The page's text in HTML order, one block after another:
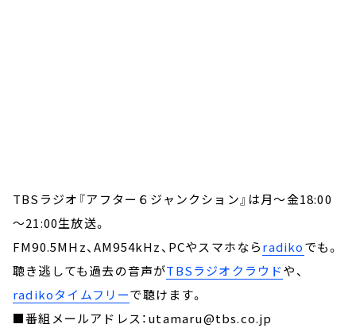
TBSラジオ『アフター６ジャンクション』は月～金18:00
～21:00生放送。
FM90.5MHz、AM954kHz、PCやスマホならradikoでも。
聴き逃しても過去の音声がTBSラジオクラウドや、
radikoタイムフリーで聴けます。
■番組メールアドレス：utamaru@tbs.co.jp